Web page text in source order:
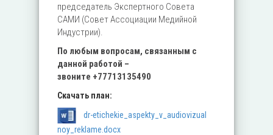
председатель Экспертного Совета
САМИ (Совет Ассоциации Медийной
Индустрии).
По любым вопросам, связанным с
данной работой –
звоните +77713135490
Скачать план:
dr-etichekie_aspekty_v_audiovizual
noy_reklame.docx